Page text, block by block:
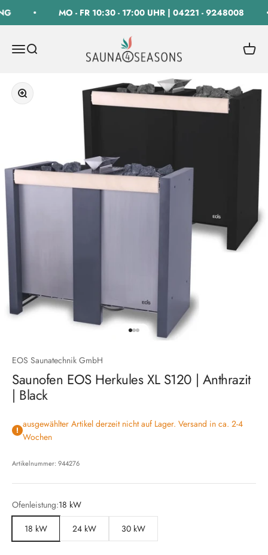
MO - FR 10:30 - 17:00 UHR | 04221 - 9248008
Navigationsmenü öffnen
Suche öffnen
SAUNA 4 SEASONS GmbH
Bild vergrößern
Gehe zu Element 1
Gehe zu Element 2
Gehe zu Element 3
EOS Saunatechnik GmbH
Saunofen EOS Herkules XL S120 | Anthrazit
| Black
ausgewählter Artikel derzeit nicht auf Lager. Versand in ca. 2-4
Wochen
Artikelnummer: 944276
Ofenleistung:18 kW
18 kW
24 kW 30 kW